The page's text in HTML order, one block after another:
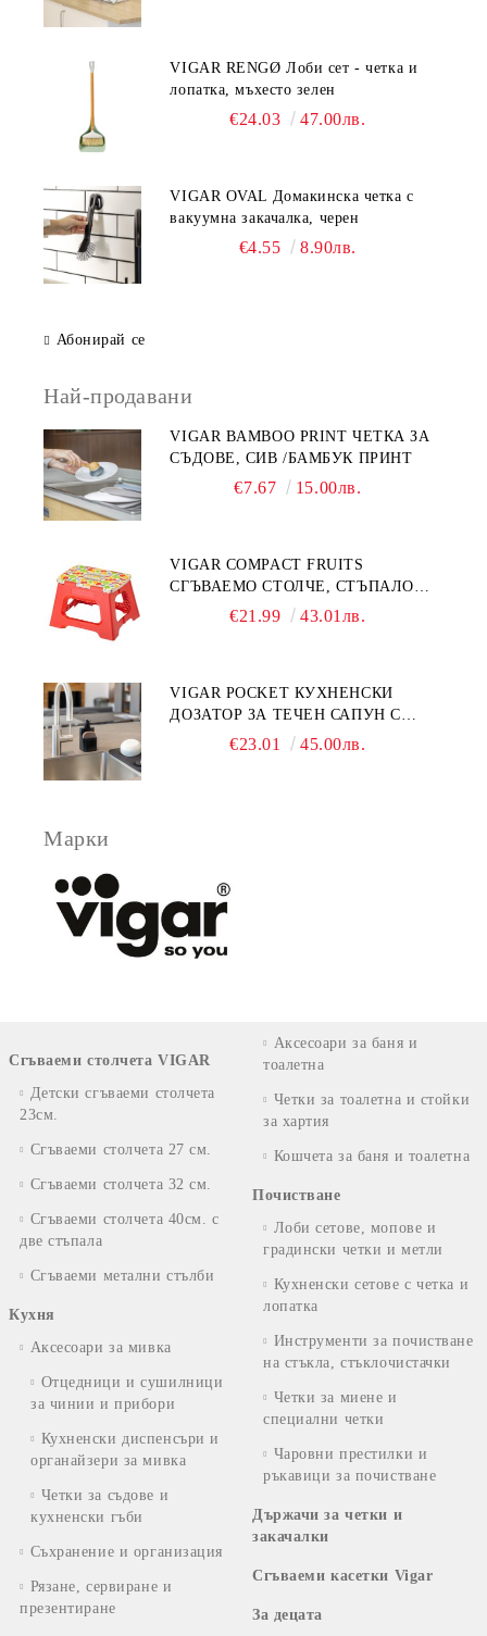
VIGAR RENGØ Лоби сет - четка и
лопатка, мъхесто зелен
€24.03 47.00лв.
VIGAR OVAL Домакинска четка с
вакуумна закачалка, черен
€4.55 8.90лв.
Абонирай се
Най-продавани
VIGAR BAMBOO PRINT ЧЕТКА ЗА
СЪДОВЕ, СИВ /БАМБУК ПРИНТ
€7.67 15.00лв.
VIGAR COMPACT FRUITS
СГЪВАЕМО СТОЛЧЕ, СТЪПАЛО
23СМ, ПЛОДОВЕ
€21.99 43.01лв.
VIGAR POCKET КУХНЕНСКИ
ДОЗАТОР ЗА ТЕЧЕН САПУН С
МЯСТО ЗА ГЪБА, ЧЕРЕН
€23.01 45.00лв.
Марки
Сгъваеми столчета VIGAR
Детски сгъваеми столчета
23см.
Сгъваеми столчета 27 см.
Сгъваеми столчета 32 см.
Сгъваеми столчета 40см. с
две стъпала
Сгъваеми метални стълби
Кухня
Аксесоари за мивка
Отцедници и сушилници
за чинии и прибори
Кухненски диспенсъри и
органайзери за мивка
Четки за съдове и
кухненски гъби
Съхранение и организация
Рязане, сервиране и
презентиране
Аксесоари за баня и
тоалетна
Четки за тоалетна и стойки
за хартия
Кошчета за баня и тоалетна
Почистване
Лоби сетове, мопове и
градински четки и метли
Кухненски сетове с четка и
лопатка
Инструменти за почистване
на стъкла, стъклочистачки
Четки за миене и
специални четки
Чаровни престилки и
ръкавици за почистване
Държачи за четки и
закачалки
Сгъваеми касетки Vigar
За децата